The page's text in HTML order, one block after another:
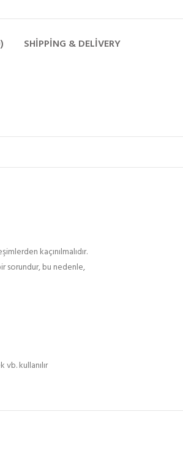
SHIPPING & DELIVERY
kaçınılmalıdır.
sorundur, bu nedenle,
kullanılır